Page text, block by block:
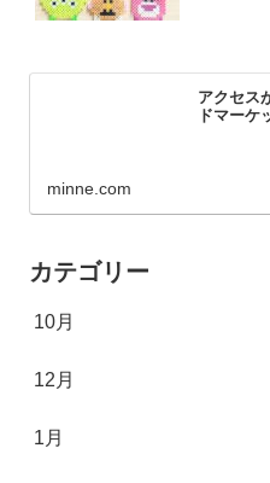
アクセス
ドマーケ
minne.com
カテゴリー
10月
12月
1月